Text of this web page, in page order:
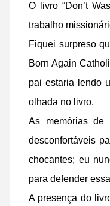
O livro “Don’t
trabalho
Fiquei surpreso
Born Again
pai estaria lendo
olhada no livro.
As memórias de
desconfortáveis
chocantes; eu
para defender
A presença do